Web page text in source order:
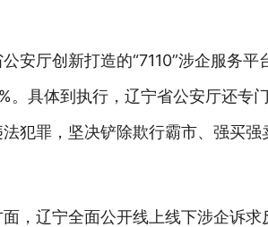
安厅创新打造的“7110”涉企服务
。具体到执行，辽宁省公安厅还专
犯罪，坚决铲除欺行霸市、强买
，辽宁全面公开线上线下涉企诉